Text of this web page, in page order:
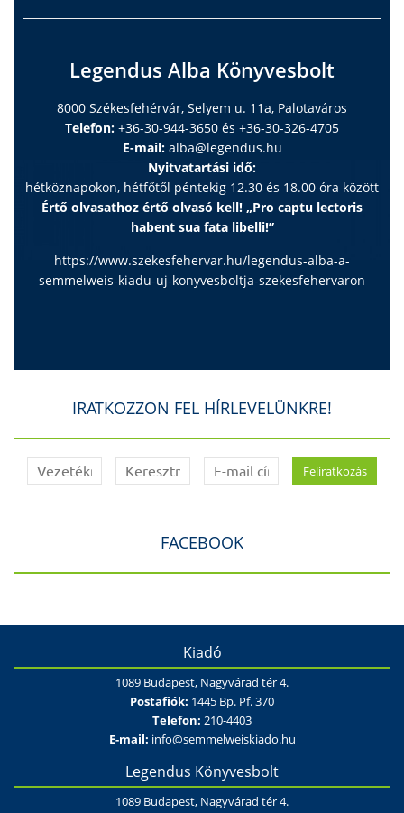
Legendus Alba Könyvesbolt
8000 Székesfehérvár, Selyem u. 11a, Palotaváros
Telefon: +36-30-944-3650 és +36-30-326-4705
E-mail: alba@legendus.hu
Nyitvatartási idő:
hétköznapokon, hétfőtől péntekig 12.30 és 18.00 óra között
Értő olvasathoz értő olvasó kell! „Pro captu lectoris
habent sua fata libelli!”
https://www.szekesfehervar.hu/legendus-alba-a-
semmelweis-kiadu-uj-konyvesboltja-szekesfehervaron
IRATKOZZON FEL HÍRLEVELÜNKRE!
FACEBOOK
Kiadó
1089 Budapest, Nagyvárad tér 4.
Postafiók: 1445 Bp. Pf. 370
Telefon: 210-4403
E-mail: info@semmelweiskiado.hu
Legendus Könyvesbolt
1089 Budapest, Nagyvárad tér 4.